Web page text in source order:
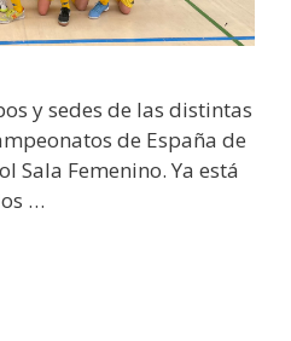
y sedes de las distintas
de España de
Sala Femenino. Ya está
…